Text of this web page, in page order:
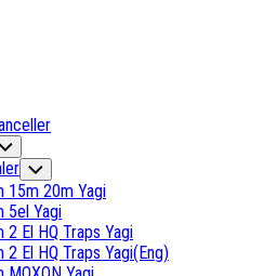
Toggle
Child
Menu
15m 20m Yagi
5el Yagi
2 El HQ Traps Yagi
2 El HQ Traps Yagi(Eng)